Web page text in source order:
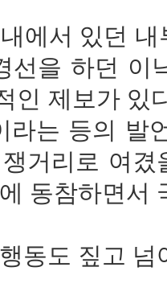
에서 있던
선을 하던 이
인 제보가 있
라는 등의 발
거리로 여
동참하면서
동도 짚고 넘